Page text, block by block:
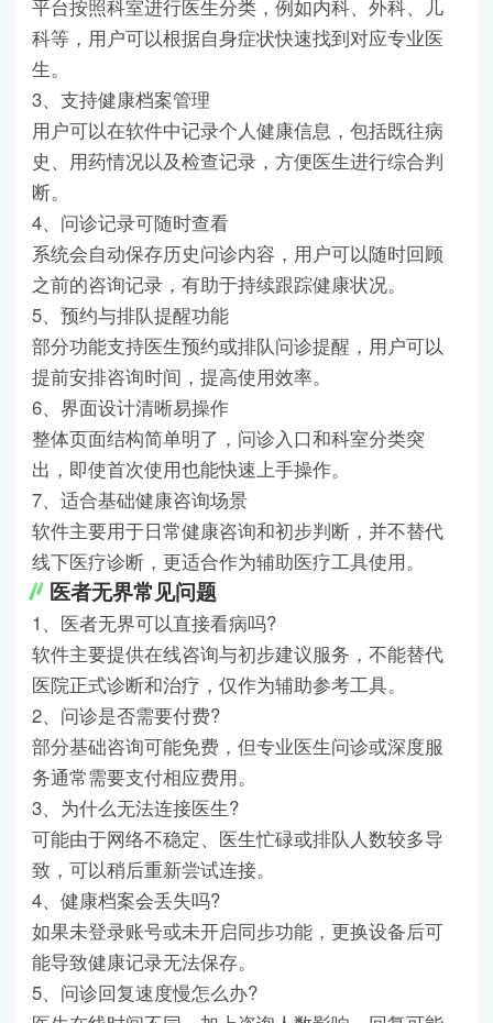
平台按照科室进行医生分类，例如内科、外科、儿
科等，用户可以根据自身症状快速找到对应专业医
生。
3、支持健康档案管理
用户可以在软件中记录个人健康信息，包括既往病
史、用药情况以及检查记录，方便医生进行综合判
断。
4、问诊记录可随时查看
系统会自动保存历史问诊内容，用户可以随时回顾
之前的咨询记录，有助于持续跟踪健康状况。
5、预约与排队提醒功能
部分功能支持医生预约或排队问诊提醒，用户可以
提前安排咨询时间，提高使用效率。
6、界面设计清晰易操作
整体页面结构简单明了，问诊入口和科室分类突
出，即使首次使用也能快速上手操作。
7、适合基础健康咨询场景
软件主要用于日常健康咨询和初步判断，并不替代
线下医疗诊断，更适合作为辅助医疗工具使用。
医者无界常见问题
1、医者无界可以直接看病吗?
软件主要提供在线咨询与初步建议服务，不能替代
医院正式诊断和治疗，仅作为辅助参考工具。
2、问诊是否需要付费?
部分基础咨询可能免费，但专业医生问诊或深度服
务通常需要支付相应费用。
3、为什么无法连接医生?
可能由于网络不稳定、医生忙碌或排队人数较多导
致，可以稍后重新尝试连接。
4、健康档案会丢失吗?
如果未登录账号或未开启同步功能，更换设备后可
能导致健康记录无法保存。
5、问诊回复速度慢怎么办?